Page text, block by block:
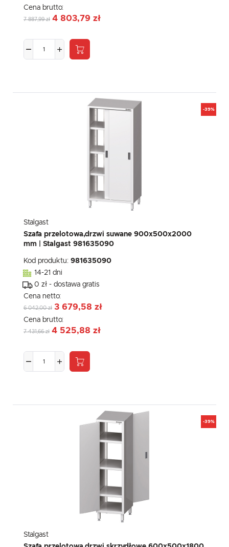
Cena brutto:
7 887,99 zł 4 803,79 zł
-39%
Stalgast
Szafa przelotowa,drzwi suwane 900x500x2000
mm | Stalgast 981635090
Kod produktu: 981635090
14-21 dni
0 zł - dostawa gratis
Cena netto:
6 042,00 zł 3 679,58 zł
Cena brutto:
7 431,66 zł 4 525,88 zł
-39%
Stalgast